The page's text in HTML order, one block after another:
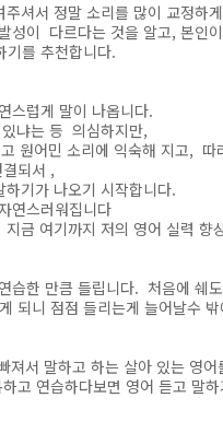
셔서 정말 소리를 많이 교정하
이 다르다는 것을 알고, 본인
기를 추천합니다.
스럽게 말이 나옵니다.
냐는 등 의심하지만,
원어민 소리에 익숙해 지고, 따
되서 ,
기가 나오기 시작합니다.
연스러워집니다
금 여기까지 저의 영어 실력 향
한 만큼 들립니다. 처음에 쉐
되니 점점 들리는게 늘어날수
서 말하고 하는 살아 있는 영어
고 연습하다보면 영어 듣고 말